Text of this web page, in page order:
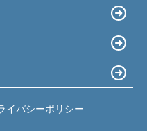
イバシーポリシー